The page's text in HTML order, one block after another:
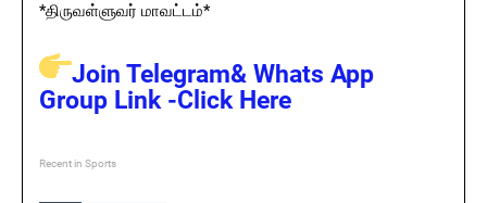
*திருவள்ளுவர் மாவட்டம்*
Join Telegram& Whats App
Group Link -Click Here
Recent in Sports